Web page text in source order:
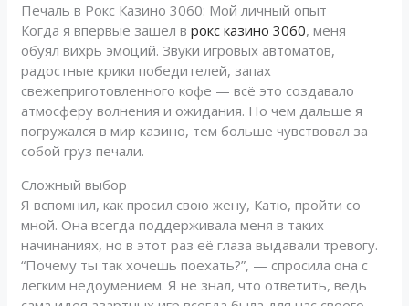
Печаль в Рокс Казино 3060: Мой личный опыт
Когда я впервые зашел врокс казино 3060, меня
обуял вихрь эмоций. Звуки игровых автоматов,
радостные крики победителей, запах
свежеприготовленного кофе — всё это создавало
атмосферу волнения и ожидания. Но чем дальше я
погружался в мир казино, тем больше чувствовал за
собой груз печали.
Сложный выбор
Я вспомнил, как просил свою жену, Катю, пройти со
мной. Она всегда поддерживала меня в таких
начинаниях, но в этот раз её глаза выдавали тревогу.
“Почему ты так хочешь поехать?”, — спросила она с
легким недоумением. Я не знал, что ответить, ведь